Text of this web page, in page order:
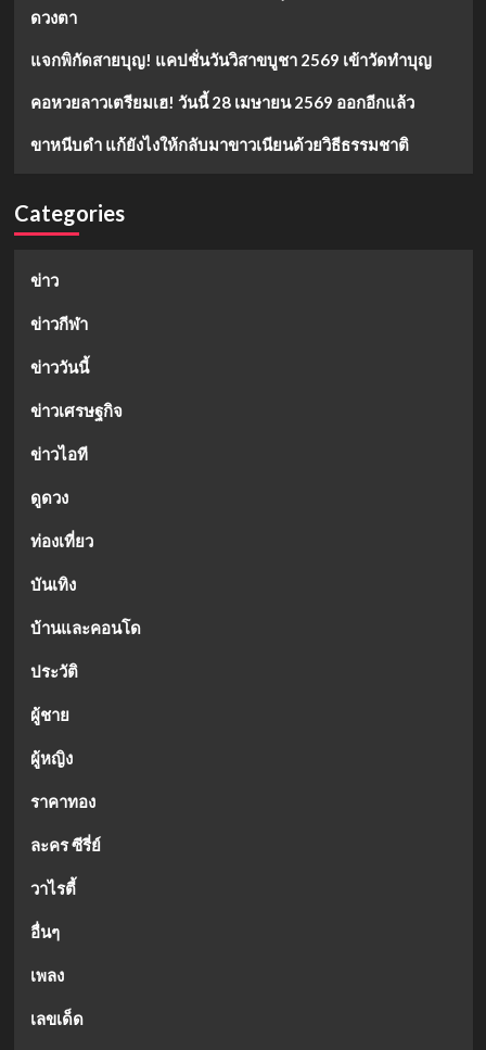
ดวงตา
แจกพิกัดสายบุญ! แคปชั่นวันวิสาขบูชา 2569 เข้าวัดทำบุญ
คอหวยลาวเตรียมเฮ! วันนี้ 28 เมษายน 2569 ออกอีกแล้ว
ขาหนีบดำ แก้ยังไงให้กลับมาขาวเนียนด้วยวิธีธรรมชาติ
Categories
ข่าว
ข่าวกีฬา
ข่าววันนี้
ข่าวเศรษฐกิจ
ข่าวไอที
ดูดวง
ท่องเที่ยว
บันเทิง
บ้านและคอนโด
ประวัติ
ผู้ชาย
ผู้หญิง
ราคาทอง
ละคร ซีรี่ย์
วาไรตี้
อื่นๆ
เพลง
เลขเด็ด